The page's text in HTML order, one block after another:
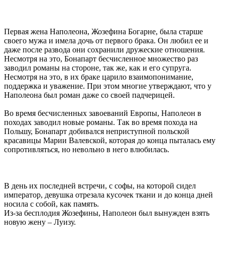
Первая жена Наполеона, Жозефина Богарне, была старше
своего мужа и имела дочь от первого брака. Он любил ее и
даже после развода они сохранили дружеские отношения.
Несмотря на это, Бонапарт бесчисленное множество раз
заводил романы на стороне, так же, как и его супруга.
Несмотря на это, в их браке царило взаимопонимание,
поддержка и уважение. При этом многие утверждают, что у
Наполеона был роман даже со своей падчерицей.
Во время бесчисленных завоеваний Европы, Наполеон в
походах заводил новые романы. Так во время похода на
Польшу, Бонапарт добивался неприступной польской
красавицы Марии Валевской, которая до конца пыталась ему
сопротивляться, но невольно в него влюбилась.
В день их последней встречи, с софы, на которой сидел
император, девушка отрезала кусочек ткани и до конца дней
носила с собой, как память.
Из-за бесплодия Жозефины, Наполеон был вынужден взять
новую жену – Луизу.